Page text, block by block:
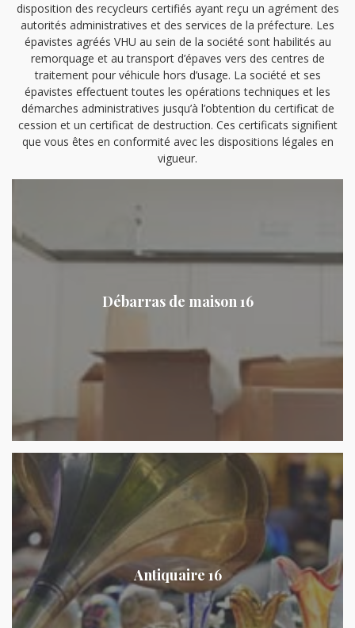
disposition des recycleurs certifiés ayant reçu un agrément des
autorités administratives et des services de la préfecture. Les
épavistes agréés VHU au sein de la société sont habilités au
remorquage et au transport d’épaves vers des centres de
traitement pour véhicule hors d’usage. La société et ses
épavistes effectuent toutes les opérations techniques et les
démarches administratives jusqu’à l’obtention du certificat de
cession et un certificat de destruction. Ces certificats signifient
que vous êtes en conformité avec les dispositions légales en
vigueur.
Débarras de maison 16
Antiquaire 16